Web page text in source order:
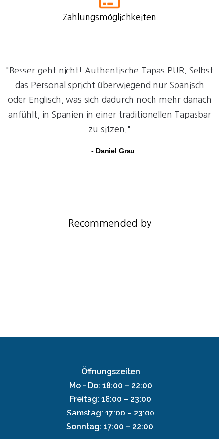
Zahlungsmöglichkeiten
"Besser geht nicht! Authentische Tapas PUR. Selbst
das Personal spricht überwiegend nur Spanisch
oder Englisch, was sich dadurch noch mehr danach
anfühlt, in Spanien in einer traditionellen Tapasbar
zu sitzen."
- Daniel Grau
Recommended by
Öffnungszeiten
Mo - Do: 18:00 – 22:00
Freitag: 18:00 – 23:00
Samstag: 17:00 – 23:00
Sonntag: 17:00 – 22:00